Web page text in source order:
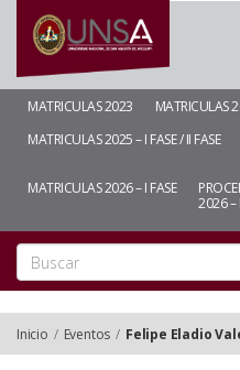
MATRICULAS 2023
MATRICULAS
MATRICULAS 2025 – I FASE / II FASE
MATRICULAS 2026 – I FASE
2026 –
Inicio / Eventos / Felipe Eladio